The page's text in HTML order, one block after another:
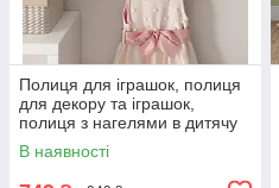
Полиця для іграшок, полиця
для декору та іграшок,
полиця з нагелями в дитячу
W-3
В наявності